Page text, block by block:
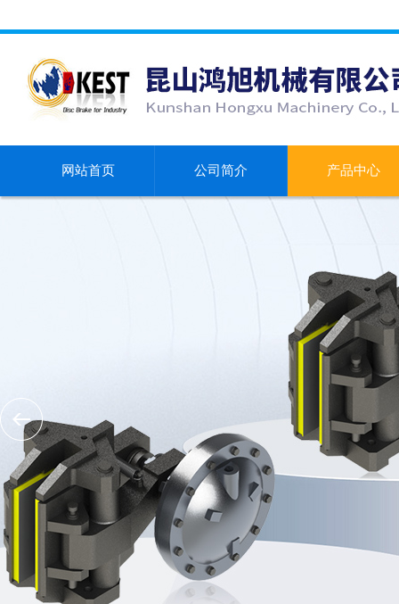
网站首页 公司简介 产品中心